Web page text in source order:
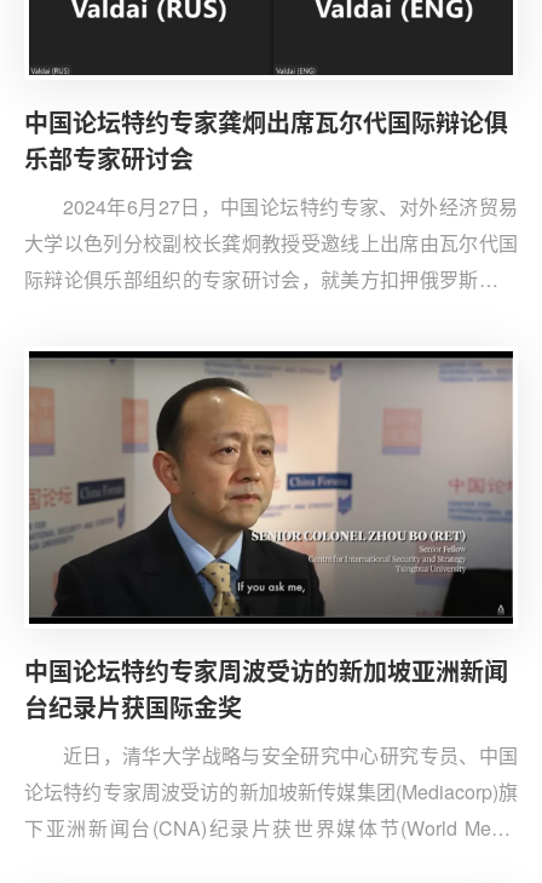
中国论坛特约专家龚炯出席瓦尔代国际辩论俱
乐部专家研讨会
2024年6月27日，中国论坛特约专家、对外经济贸易
大学以色列分校副校长龚炯教授受邀线上出席由瓦尔代国
际辩论俱乐部组织的专家研讨会，就美方扣押俄罗斯海外
论。
中国论坛特约专家周波受访的新加坡亚洲新闻
台纪录片获国际金奖
近日，清华大学战略与安全研究中心研究专员、中国
论坛特约专家周波受访的新加坡新传媒集团(Mediacorp)旗
下亚洲新闻台(CNA)纪录片获世界媒体节(World Media